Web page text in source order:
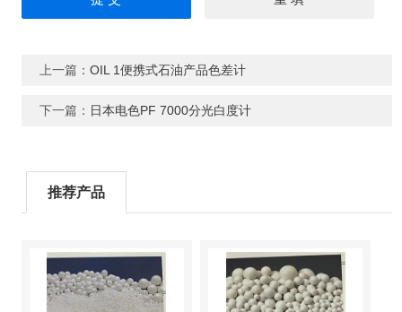
上一篇： OIL 1便携式石油产品色差计
下一篇： 日本电色PF 7000分光白度计
推荐产品